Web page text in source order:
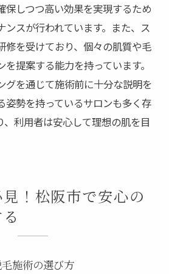
保しつつ高い効果を実現するため
ンスが行われています。また、ス
修を受けており、個々の肌質や毛
提案する能力を持っています。
グを通じて施術前に十分な説明を
姿勢を持っているサロンも多く存
、利用者は安心して理想の肌を目
！松阪市で安心の
施術の選び方